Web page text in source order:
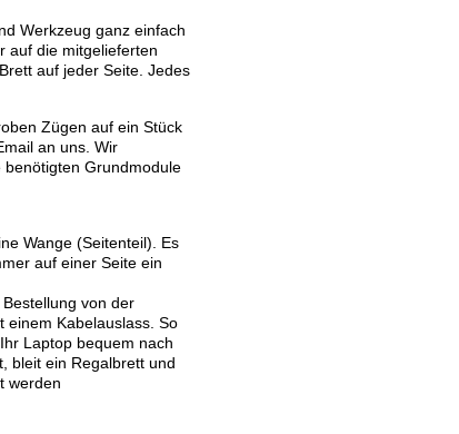
Werkzeug ganz einfach
auf die mitgelieferten
auf jeder Seite. Jedes
Zügen auf ein Stück
an uns. Wir
Grundmodule
Wange (Seitenteil). Es
auf einer Seite ein
von der
einem Kabelauslass. So
Laptop bequem nach
bleit ein Regalbrett und
werden